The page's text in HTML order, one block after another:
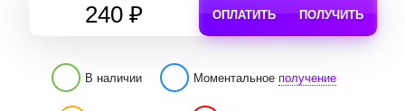
240 ₽ ОПЛАТИТЬ ПОЛУЧИТЬ
В наличии Моментальное получение